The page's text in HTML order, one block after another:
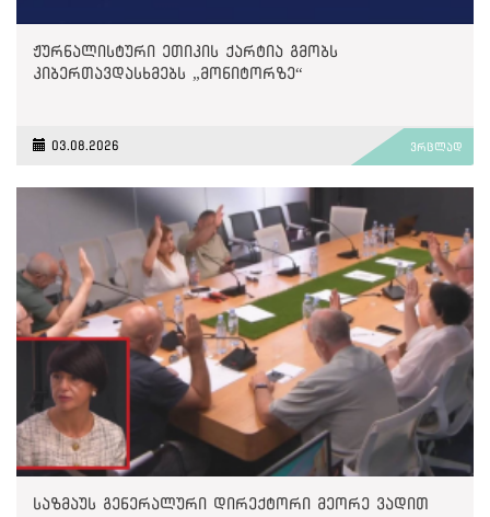
ჟურნალისტური ეთიკის ქარტია გმობს
კიბერთავდასხმებს „მონიტორზე“
03.08.2026 ვრცლად
საზმაუს გენერალური დირექტორი მეორე ვადით